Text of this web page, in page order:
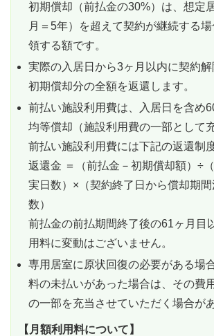
初期償却（前払金の30%）は、想定
月＝5年）を超えて契約が継続する
領する額です。
実際の入居日から3ヶ月以内に契約解
初期償却分の全額を返還します。
前払い施設利用費は、入居日を含め
均等償却（施設利用費の一部として
前払い施設利用費には下記の返還制
返還金 ＝（前払金－初期償却額）÷
実日数）×（契約終了日から償却期間
数）
前払金の前払期間終了後の61ヶ月目
用料に変動はございません。
専用居室に原状回復の必要がある場
料の未払いがあった場合は、その費
の一部を充当させていただく場合が
【月額利用料について】